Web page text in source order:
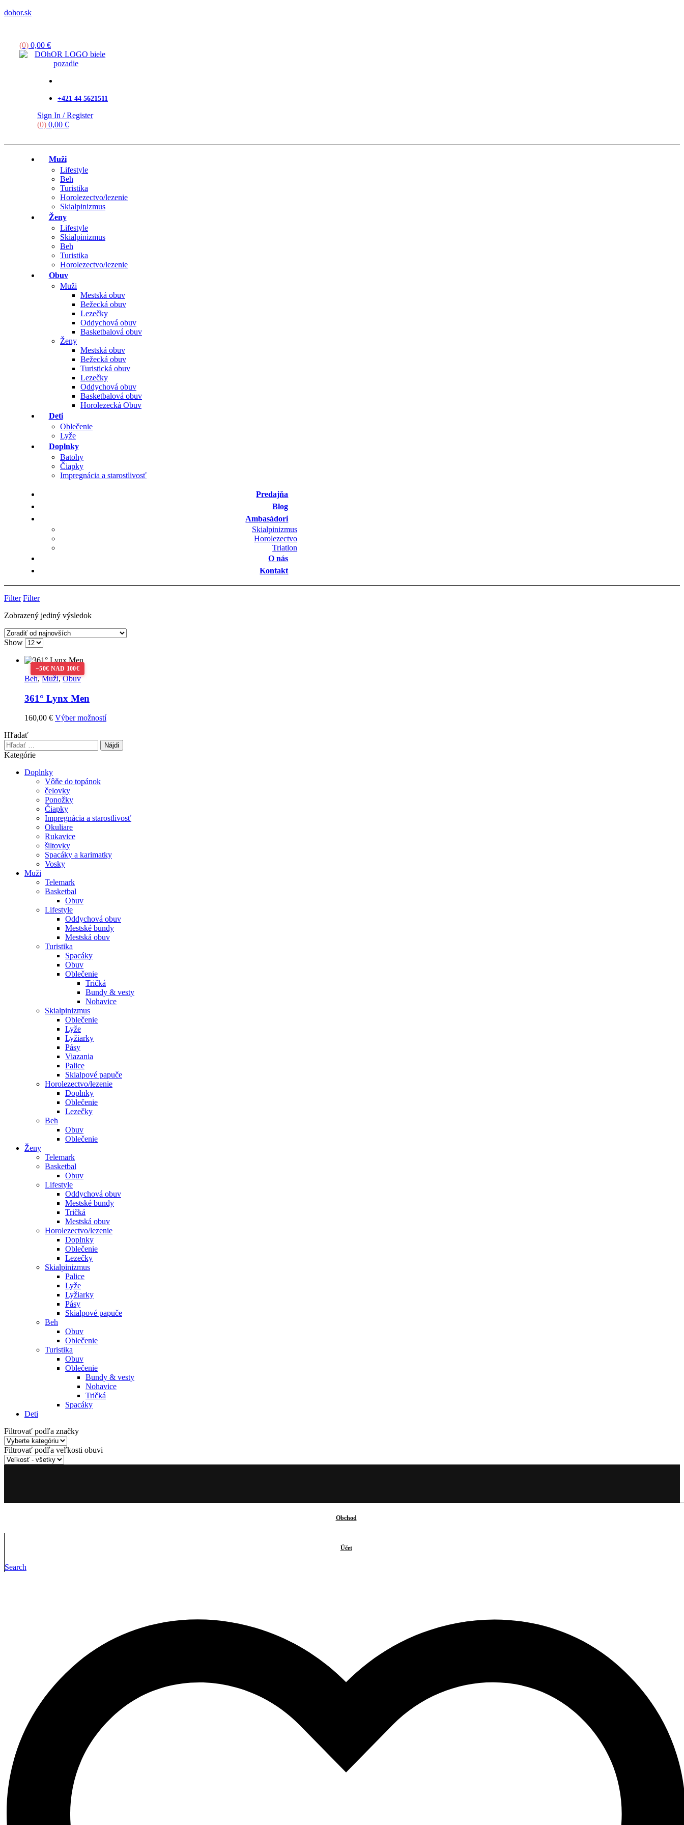
dohor.sk
Menu
(0) 0,00 €
+421 44 5621511
Sign In / Register
(0) 0,00 €
Muži
Lifestyle
Beh
Turistika
Horolezectvo/lezenie
Skialpinizmus
Ženy
Lifestyle
Skialpinizmus
Beh
Turistika
Horolezectvo/lezenie
Obuv
Muži
Mestská obuv
Bežecká obuv
Lezečky
Oddychová obuv
Basketbalová obuv
Ženy
Mestská obuv
Bežecká obuv
Turistická obuv
Lezečky
Oddychová obuv
Basketbalová obuv
Horolezecká Obuv
Deti
Oblečenie
Lyže
Doplnky
Batohy
Čiapky
Impregnácia a starostlivosť
Predajňa
Blog
Ambasádori
Skialpinizmus
Horolezectvo
Triatlon
O nás
Kontakt
Filter Filter
Zobrazený jediný výsledok
Show
Beh,Muži,Obuv
361° Lynx Men
160,00 € Výber možnostíTento
viacero
produktu.
Hľadať
Hľadať:
Kategórie
Doplnky
Vôňe do topánok
čelovky
Ponožky
Čiapky
Impregnácia a starostlivosť
Okuliare
Rukavice
šiltovky
Spacáky a karimatky
Vosky
Muži
Telemark
Basketbal
Obuv
Lifestyle
Oddychová obuv
Mestské bundy
Mestská obuv
Turistika
Spacáky
Obuv
Oblečenie
Tričká
Bundy & vesty
Nohavice
Skialpinizmus
Oblečenie
Lyže
Lyžiarky
Pásy
Viazania
Palice
Skialpové papuče
Horolezectvo/lezenie
Doplnky
Oblečenie
Lezečky
Beh
Obuv
Oblečenie
Ženy
Telemark
Basketbal
Obuv
Lifestyle
Oddychová obuv
Mestské bundy
Tričká
Mestská obuv
Horolezectvo/lezenie
Doplnky
Oblečenie
Lezečky
Skialpinizmus
Palice
Lyže
Lyžiarky
Pásy
Skialpové papuče
Beh
Obuv
Oblečenie
Turistika
Obuv
Oblečenie
Bundy & vesty
Nohavice
Tričká
Spacáky
Deti
Filtrovať podľa značky
Filtrovať podľa veľkosti obuvi
Obchod
Účet
Search
Vrátenie a reklamácia
Tabuľky veľkostí
Ženy
OBJAV